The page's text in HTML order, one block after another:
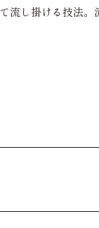
流し掛ける技法